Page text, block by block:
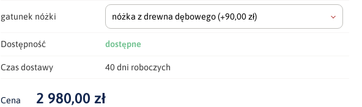
gatunek nóżki nóżka z drewna dębowego(+90,00 zł)
Dostępność dostępne
Czas dostawy 40 dni roboczych
Cena 2 980,00 zł